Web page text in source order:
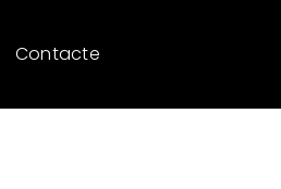
Contacte